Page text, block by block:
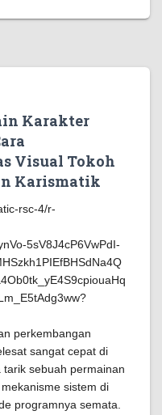
Karakter
Visual Tokoh
Karismatik
perkembangan
sangat cepat di
sebuah permainan
sistem di
programnya semata.